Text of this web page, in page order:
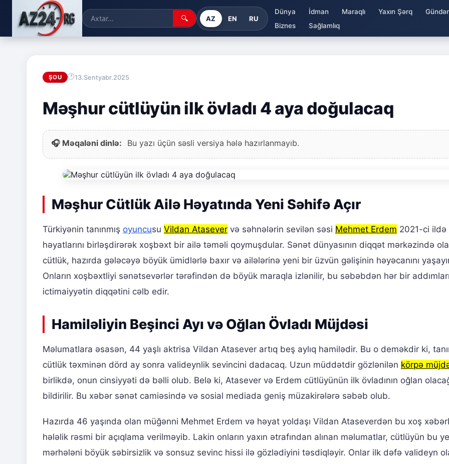
🔍 AZ EN RU
Dünya İdman Maraqlı Yaxın Şərq
Biznes
Sağlamlıq
ŞOU 13.Sentyabr.2025
Məşhur cütlüyün ilk övladı 4 aya doğulacaq
🎧 Məqaləni dinlə: Bu yazı üçün səsli versiya hələ hazırlanmayıb.
Məşhur Cütlük Ailə Həyatında Yeni Səhifə Açır
Türkiyənin tanınmış oyuncusu Vildan Atasever və səhnələrin sevilən səsi Mehmet Erdem 2021-ci ildə
həyatlarını birləşdirərək xoşbəxt bir ailə təməli qoymuşdular. Sənət dünyasının diqqət mərkəzində
cütlük, hazırda gələcəyə böyük ümidlərlə baxır və ailələrinə yeni bir üzvün gəlişinin həyəcanını
Onların xoşbəxtliyi sənətsevərlər tərəfindən də böyük maraqla izlənilir, bu səbəbdən hər bir addımları
ictimaiyyətin diqqətini cəlb edir.
Hamiləliyin Beşinci Ayı və Oğlan Övladı Müjdəsi
Məlumatlara əsasən, 44 yaşlı aktrisa Vildan Atasever artıq beş aylıq hamilədir. Bu o deməkdir ki,
cütlük təxminən dörd ay sonra valideynlik sevincini dadacaq. Uzun müddətdir gözlənilən körpə
birlikdə, onun cinsiyyəti də bəlli olub. Belə ki, Atasever və Erdem cütlüyünün ilk övladının oğlan
bildirilir. Bu xəbər sənət camiəsində və sosial mediada geniş müzakirələrə səbəb olub.
Hazırda 46 yaşında olan müğənni Mehmet Erdem və həyat yoldaşı Vildan Ataseverdən bu xoş
hələlik rəsmi bir açıqlama verilməyib. Lakin onların yaxın ətrafından alınan məlumatlar, cütlüyün bu
mərhələni böyük səbirsizlik və sonsuz sevinc hissi ilə gözlədiyini təsdiqləyir. Onlar ilk dəfə valideyn